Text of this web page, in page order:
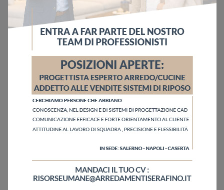
Sfoglia i cataloghi
Ho letto l'informativa sulla